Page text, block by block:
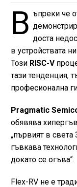
В ъпреки че
доста
в устройствата
ТозиRISC-V
тази тенденция,
професионална
Pragmatic
обявява
„първият в
гъвкава
докато се огъва“.
Flex-RV не е